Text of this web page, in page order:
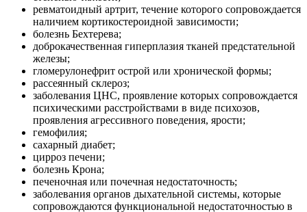
ревматоидный артрит, течение которого сопровождается
наличием кортикостероидной зависимости;
болезнь Бехтерева;
доброкачественная гиперплазия тканей предстательной
железы;
гломерулонефрит острой или хронической формы;
рассеянный склероз;
заболевания ЦНС, проявление которых сопровождается
психическими расстройствами в виде психозов,
проявления агрессивного поведения, ярости;
гемофилия;
сахарный диабет;
цирроз печени;
болезнь Крона;
печеночная или почечная недостаточность;
заболевания органов дыхательной системы, которые
сопровождаются функциональной недостаточностью в